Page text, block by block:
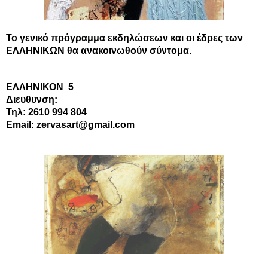
Το γενικό πρόγραμμα εκδηλώσεων και οι έδρες των
ΕΛΛΗΝΙΚΩΝ θα ανακοινωθούν σύντομα.
ΕΛΛΗΝΙΚΟΝ 5
Διευθυνση:
Τηλ: 2610 994 804
Email: zervasart@gmail.com